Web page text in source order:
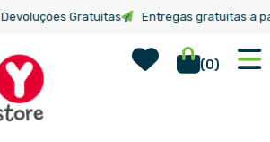
Devoluções Gratuitas Entregas gratuitas a
Wish List
(0)
Peluches